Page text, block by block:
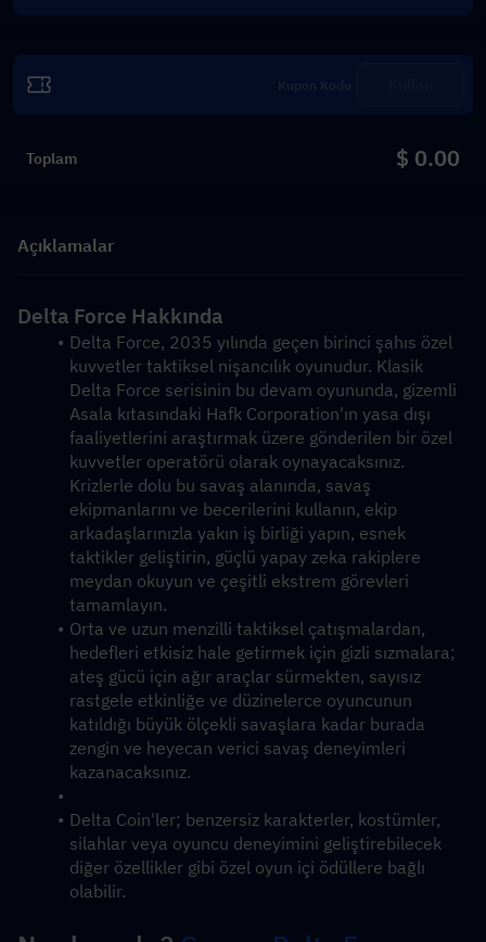
Toplam $ 0.00
Açıklamalar
Delta Force Hakkında
Delta Force, 2035 yılında geçen birinci şahıs özel
kuvvetler taktiksel nişancılık oyunudur. Klasik
Delta Force serisinin bu devam oyununda, gizemli
Asala kıtasındaki Hafk Corporation'ın yasa dışı
faaliyetlerini araştırmak üzere gönderilen bir özel
kuvvetler operatörü olarak oynayacaksınız.
Krizlerle dolu bu savaş alanında, savaş
ekipmanlarını ve becerilerini kullanın, ekip
arkadaşlarınızla yakın iş birliği yapın, esnek
taktikler geliştirin, güçlü yapay zeka rakiplere
meydan okuyun ve çeşitli ekstrem görevleri
tamamlayın.
Orta ve uzun menzilli taktiksel çatışmalardan,
hedefleri etkisiz hale getirmek için gizli sızmalara;
ateş gücü için ağır araçlar sürmekten, sayısız
rastgele etkinliğe ve düzinelerce oyuncunun
katıldığı büyük ölçekli savaşlara kadar burada
zengin ve heyecan verici savaş deneyimleri
kazanacaksınız.
Delta Coin'ler; benzersiz karakterler, kostümler,
silahlar veya oyuncu deneyimini geliştirebilecek
diğer özellikler gibi özel oyun içi ödüllere bağlı
olabilir.